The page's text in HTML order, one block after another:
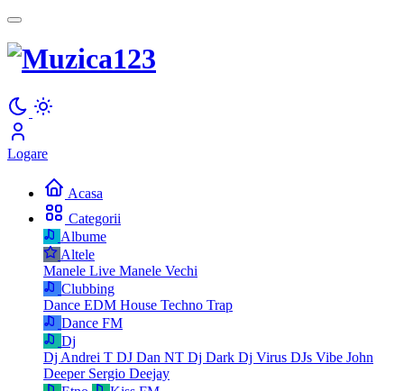
Logare
Acasa
Categorii
Albume
Altele
Manele Live Manele Vechi
Clubbing
Dance EDM House Techno Trap
Dance FM
Dj
Dj Andrei T DJ Dan NT Dj Dark Dj Virus DJs Vibe John
Deeper Sergio Deejay